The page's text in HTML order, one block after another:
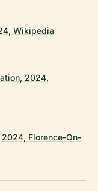
Wikipedia
2024,
2024, Florence-On-